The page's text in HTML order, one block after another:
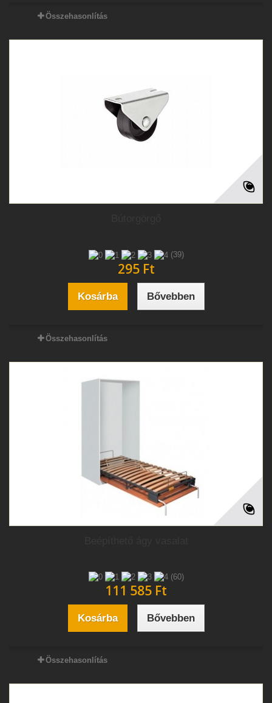
Összehasonlítás
(39)
295 Ft‎
Kosárba Bővebben
Összehasonlítás
(60)
111 585 Ft‎
Kosárba Bővebben
Összehasonlítás